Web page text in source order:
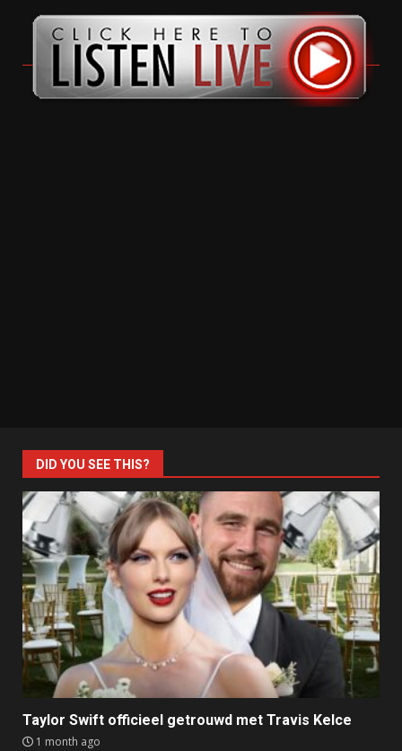
DID YOU SEE THIS?
Taylor Swift officieel getrouwd met Travis Kelce
1 month ago